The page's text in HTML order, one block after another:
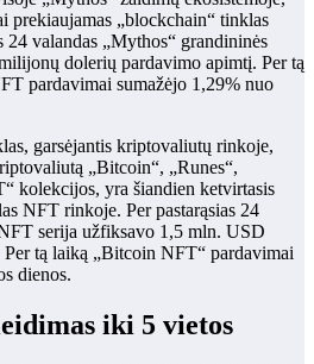
prekiaujamas „blockchain“ tinklas
valandas „Mythos“ grandininės
dolerių pardavimo apimtį. Per tą
pardavimai sumažėjo 1,29% nuo
garsėjantis kriptovaliutų rinkoje,
„Bitcoin“, „Runes“,
kolekcijos, yra šiandien ketvirtasis
NFT rinkoje. Per pastarąsias 24
serija užfiksavo 1,5 mln. USD
tą laiką „Bitcoin NFT“ pardavimai
dienos.
iki 5 vietos